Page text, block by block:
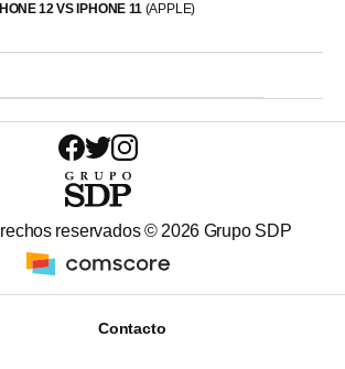
12 VS IPHONE 11 (APPLE)
reservados © 2026 Grupo SDP
Contacto